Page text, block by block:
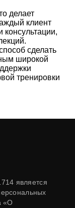
делает
клиент
консультации,
сделать
широкой
тренировки
является
«О